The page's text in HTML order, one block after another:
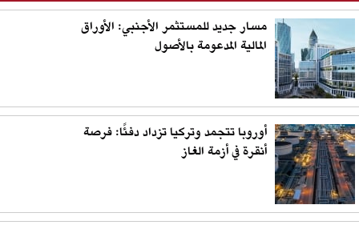
مسار جديد للمستثمر الأجنبي: الأوراق
المالية المدعومة بالأصول
أوروبا تتجمد وتركيا تزداد دفئًا: فرصة
أنقرة في أزمة الغاز